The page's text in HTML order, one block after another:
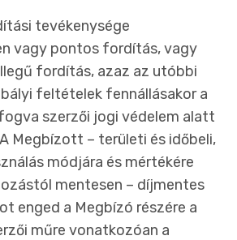
tevékenysége
vagy pontos fordítás, vagy
fordítás, azaz az utóbbi
feltételek fennállásakor a
szerzői jogi védelem alatt
Megbízott – területi és időbeli,
módjára és mértékére
mentesen – díjmentes
enged a Megbízó részére a
műre vonatkozóan a